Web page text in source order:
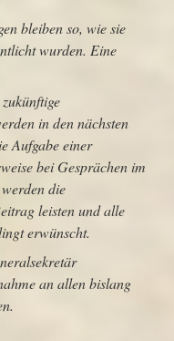
bleiben so, wie sie
wurden. Eine
in den nächsten
Aufgabe einer
bei Gesprächen im
die
leisten und alle
erwünscht.
an allen bislang